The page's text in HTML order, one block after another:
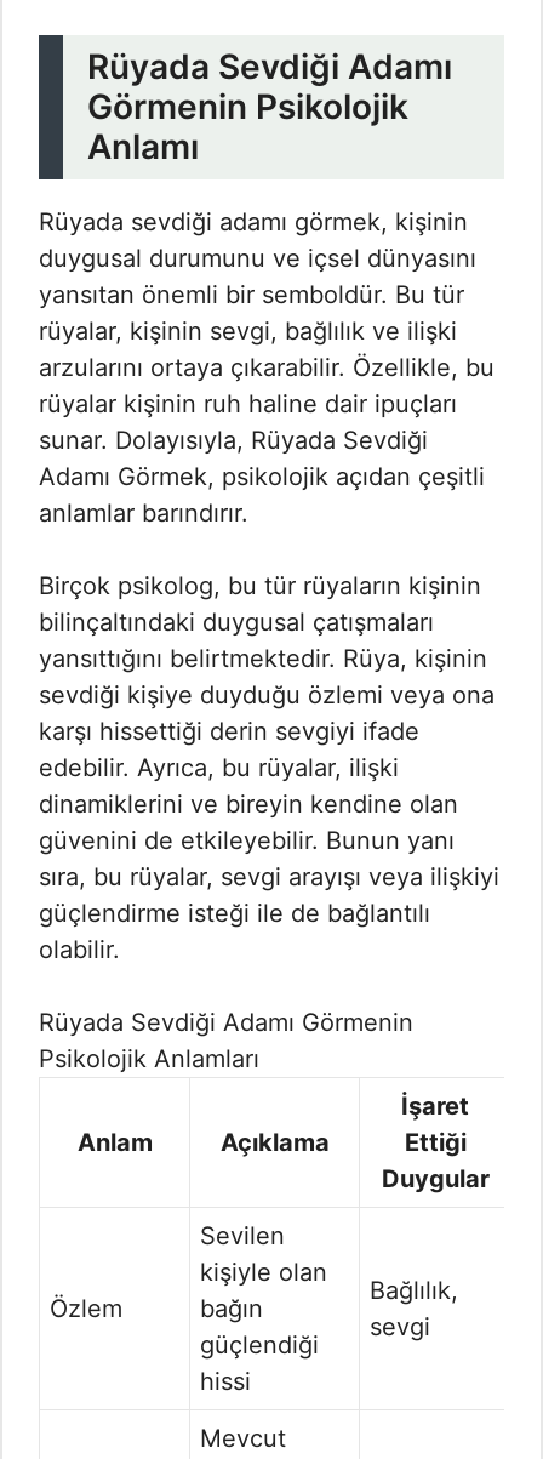
Rüyada Sevdiği Adamı
Görmenin Psikolojik
Anlamı
Rüyada sevdiği adamı görmek, kişinin
duygusal durumunu ve içsel dünyasını
yansıtan önemli bir semboldür. Bu tür
rüyalar, kişinin sevgi, bağlılık ve ilişki
arzularını ortaya çıkarabilir. Özellikle, bu
rüyalar kişinin ruh haline dair ipuçları
sunar. Dolayısıyla, Rüyada Sevdiği
Adamı Görmek​, psikolojik açıdan çeşitli
anlamlar barındırır.
Birçok psikolog, bu tür rüyaların kişinin
bilinçaltındaki duygusal çatışmaları
yansıttığını belirtmektedir. Rüya, kişinin
sevdiği kişiye duyduğu özlemi veya ona
karşı hissettiği derin sevgiyi ifade
edebilir. Ayrıca, bu rüyalar, ilişki
dinamiklerini ve bireyin kendine olan
güvenini de etkileyebilir. Bunun yanı
sıra, bu rüyalar, sevgi arayışı veya ilişkiyi
güçlendirme isteği ile de bağlantılı
olabilir.
Rüyada Sevdiği Adamı Görmenin
Psikolojik Anlamları
Anlam Açıklama
İşaret
Ettiği
Duygular
Özlem
Sevilen
kişiyle olan
bağın
güçlendiği
hissi
Bağlılık,
sevgi
Mevcut